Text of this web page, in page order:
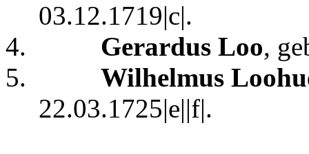
03.12.1719|c|.
4.
Gerardus Loo,
5.
Wilhelmus
22.03.1725|e||f|.